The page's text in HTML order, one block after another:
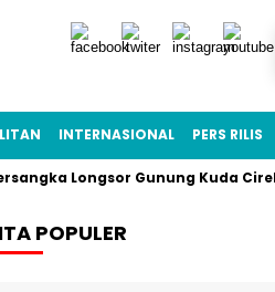
INTERNASIONAL PERS RILIS
Longsor Gunung Kuda Cirebin,
POPULER